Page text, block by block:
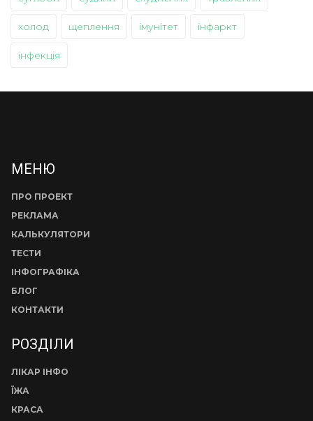
холод щеплення імунітет інфаркт
інфекція
МЕНЮ
ПРО ПРОЕКТ
РЕКЛАМА
КАЛЬКУЛЯТОРИ
ТЕСТИ
ІНФОГРАФІКА
БЛОГ
КОНТАКТИ
РОЗДІЛИ
ЛІКАР ІНФО
ЇЖА
КРАСА